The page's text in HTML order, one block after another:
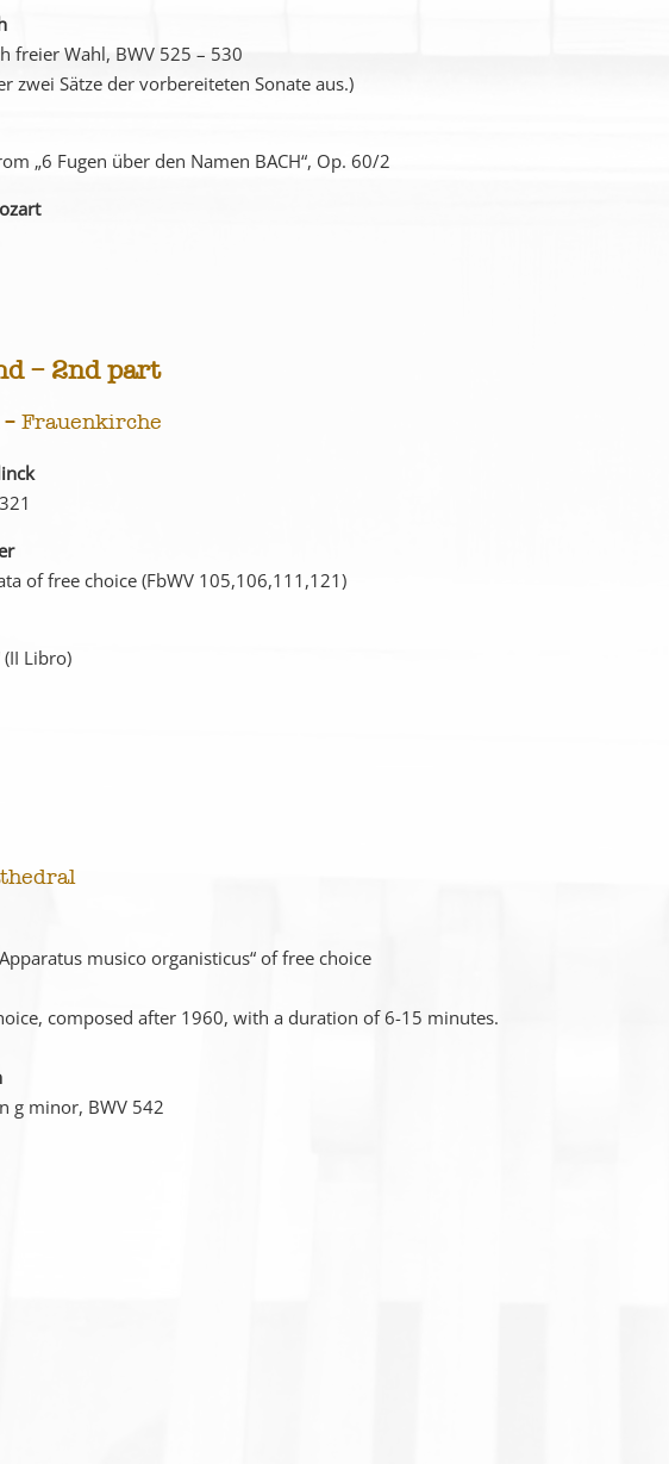
Wahl, BWV 525 – 530
Sätze der vorbereiteten Sonate aus.)
„6 Fugen über den Namen BACH“, Op. 60/2
– 2nd part
Frauenkirche
free choice (FbWV 105,106,111,121)
Libro)
musico organisticus“ of free choice
composed after 1960, with a duration of 6-15 minutes.
minor, BWV 542